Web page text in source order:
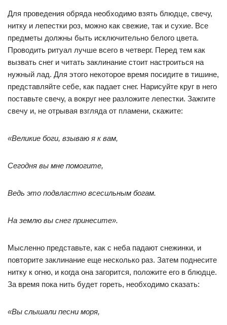
Для проведения обряда необходимо взять блюдце, свечу,
нитку и лепестки роз, можно как свежие, так и сухие. Все
предметы должны быть исключительно белого цвета.
Проводить ритуал лучше всего в четверг. Перед тем как
вызвать снег и читать заклинание стоит настроиться на
нужный лад. Для этого некоторое время посидите в тишине,
представляйте себе, как падает снег. Нарисуйте круг в него
поставьте свечу, а вокруг нее разложите лепестки. Зажгите
свечу и, не отрывая взгляда от пламени, скажите:
«Великие боги, взываю я к вам,
Сегодня вы мне помогите,
Ведь это подвластно всесильным богам.
На землю вы снег принесите».
Мысленно представьте, как с неба падают снежинки, и
повторите заклинание еще несколько раз. Затем поднесите
нитку к огню, и когда она загорится, положите его в блюдце.
За время пока нить будет гореть, необходимо сказать:
«Вы слышали песни моря,